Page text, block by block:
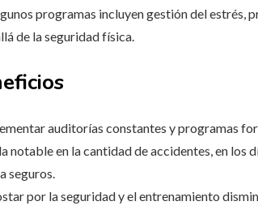
programas incluyen gestión del estrés,
de la seguridad física.
auditorías constantes y programas
notable en la cantidad de accidentes, en los
seguros.
por la seguridad y el entrenamiento